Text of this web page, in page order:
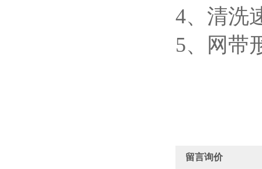
4、清洗
5、网带
留言询价